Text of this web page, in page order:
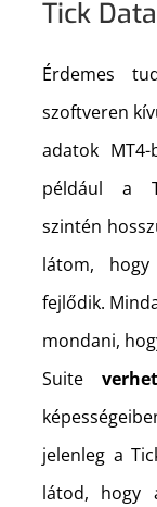
Tick
Érdemes
szoftveren
adatok
például a
szintén
látom,
fejlődik.
mondani,
Suite
jelenleg a
látod, hogy